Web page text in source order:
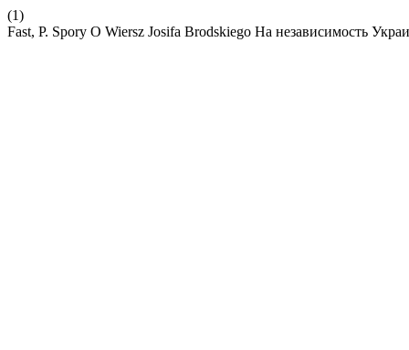
(1)
Fast, P. Spory O Wiersz Josifa Brodskiego На независимость